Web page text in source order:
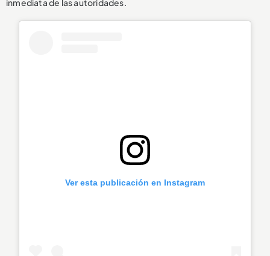
inmediata de las autoridades.
Ver esta publicación en Instagram